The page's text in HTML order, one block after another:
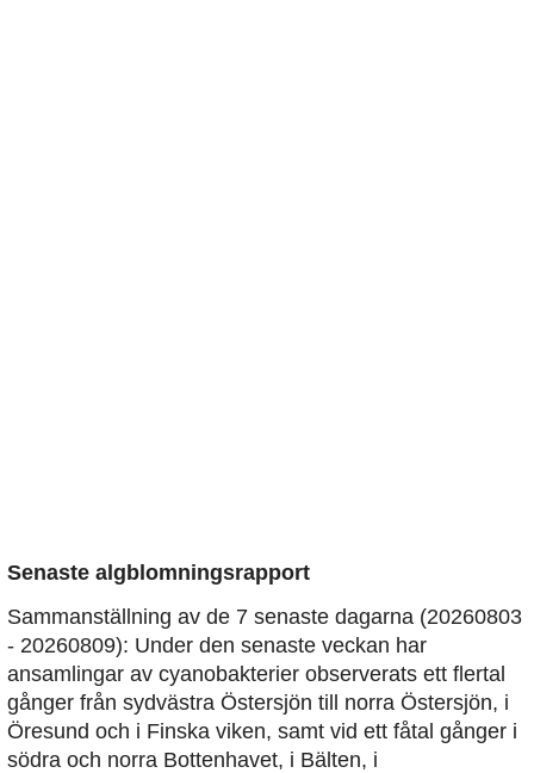
Senaste algblomningsrapport
Sammanställning av de 7 senaste dagarna (20260803
- 20260809): Under den senaste veckan har
ansamlingar av cyanobakterier observerats ett flertal
gånger från sydvästra Östersjön till norra Östersjön, i
Öresund och i Finska viken, samt vid ett fåtal gånger i
södra och norra Bottenhavet, i Bälten, i